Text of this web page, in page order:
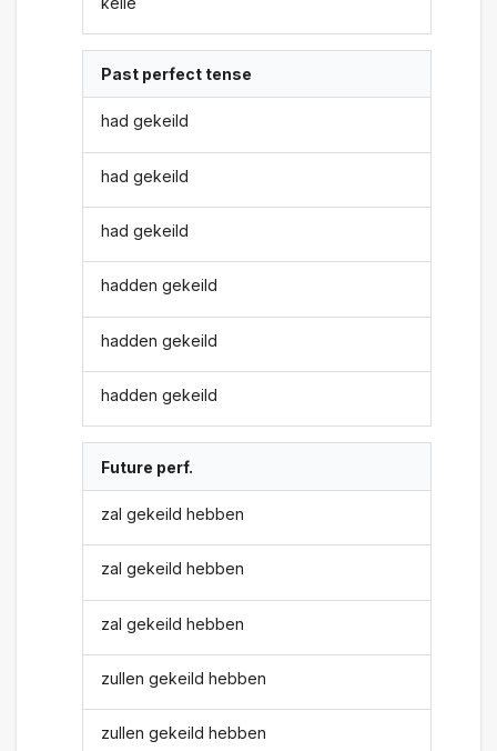
Past perfect tense
had gekeild
had gekeild
had gekeild
hadden gekeild
hadden gekeild
hadden gekeild
Future perf.
zal gekeild hebben
zal gekeild hebben
zal gekeild hebben
zullen gekeild hebben
zullen gekeild hebben